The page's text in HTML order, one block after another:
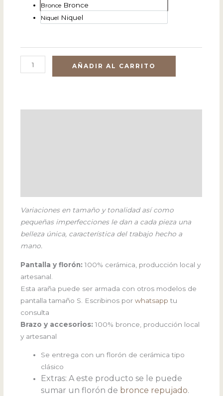
Bronce Bronce
Niquel Niquel
AÑADIR AL CARRITO
Variaciones en tamaño y tonalidad así como
pequeñas imperfecciones le dan a cada pieza una
belleza única, característica del trabajo hecho a
mano.
Pantalla y florón: 100% cerámica, producción local y
artesanal.
Esta araña puede ser armada con otros modelos de
pantalla tamaño S. Escribinos porwhatsapp tu
consulta
Brazo y accesorios: 100% bronce, producción local
y artesanal
Se entrega con un florón de cerámica tipo
clásico
Extras: A este producto se le puede
sumar un florón de bronce repujado.